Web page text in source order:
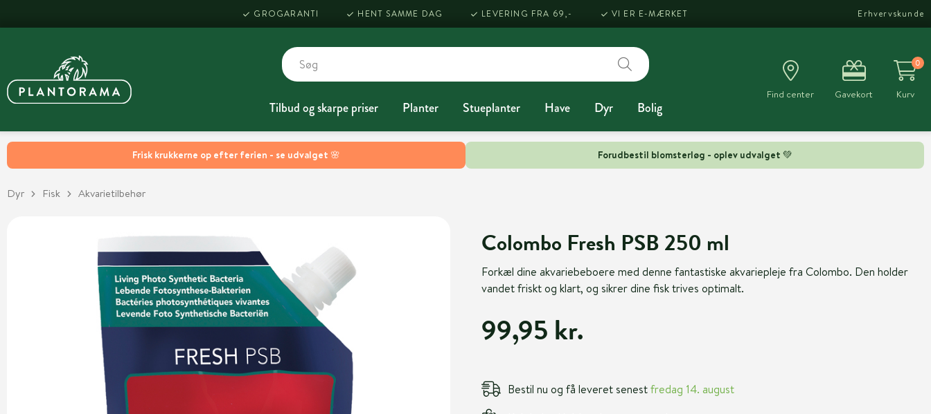
Frisk krukkerne op efter ferien - se udvalget 🌸 Forudbestil blomsterløg - oplev udvalget 💚
GROGARANTI HENT SAMME DAG LEVERING FRA 69,- VI ER E-MÆRKET Erhvervskunde
Tilbud og skarpe priser Planter Stueplanter Have Dyr Bolig
Find center Gavekort
0
Kurv
Dyr Fisk Akvarietilbehør
Colombo Fresh PSB 250 ml
Forkæl dine akvariebeboere med denne fantastiske akvariepleje fra Colombo. Den holder
vandet friskt og klart, og sikrer dine fisk trives optimalt.
99,95 kr.
Bestil nu og få leveret senestfredag 14. august